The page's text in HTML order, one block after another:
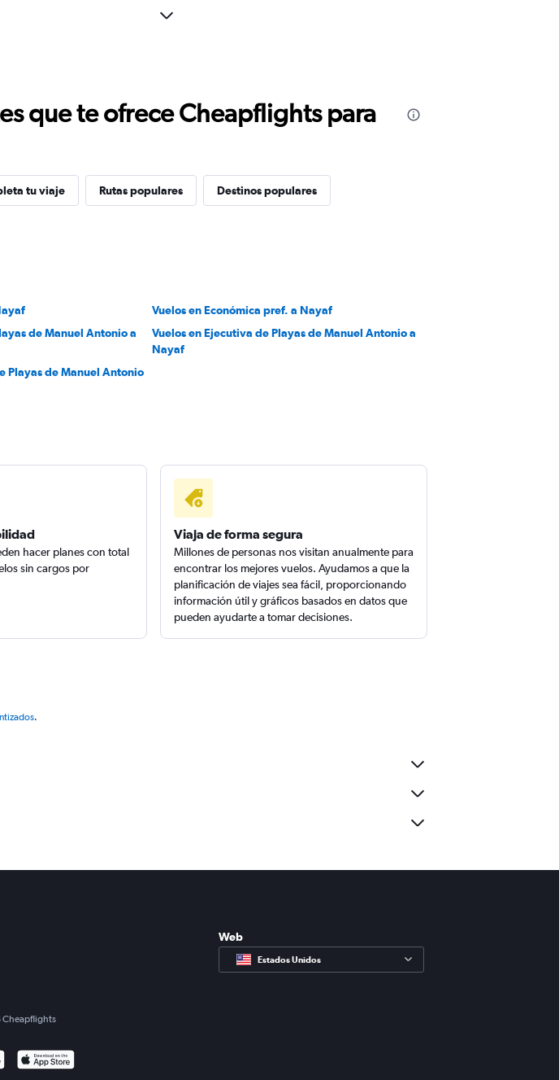
que te ofrece Cheapflights para
tu viaje Rutas populares Destinos populares
Vuelos en Económica pref. a Nayaf
de Manuel Antonio a
Vuelos en Ejecutiva de Playas de Manuel Antonio a
Nayaf
Playas de Manuel Antonio
hacer planes con total
sin cargos por
Viaja de forma segura
Millones de personas nos visitan anualmente para
encontrar los mejores vuelos. Ayudamos a que la
planificación de viajes sea fácil, proporcionando
información útil y gráficos basados en datos que
pueden ayudarte a tomar decisiones.
.
Web
Estados Unidos
Cheapflights